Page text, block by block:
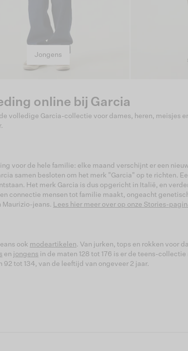
Jongens
online bij Garcia
volledige Garcia-collectie voor dames, heren, meisjes
voor de hele familie: elke maand verschijnt er een
samen besloten om het merk "Garcia" op te richten.
Het merk Garcia is dus opgericht in Italië, en
connectie mensen tot familie maakt, ongeacht
Maurizio-jeans. Lees hier meer over op onze Stories-
ook modeartikelen. Van jurken, tops en rokken voor
en jongens in de maten 128 tot 176 is er de teens-
tot 134, van de leeftijd van ongeveer 2 jaar.